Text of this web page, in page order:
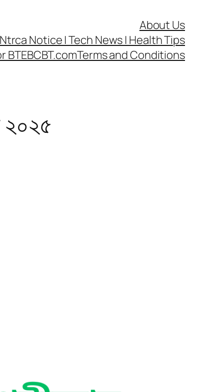
About Us
Ntrca Notice | Tech News | Health Tips
BTEBCBT.comTerms and Conditions
২০২৫